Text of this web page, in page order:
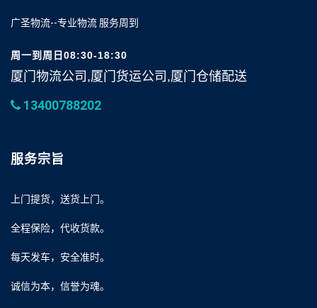
广圣物流--专业物流 服务周到
周一到周日08:30-18:30
厦门物流公司,厦门货运公司,厦门仓储配送
13400788202
服务宗旨
上门提货，送货上门。
全程保险，代收货款。
每天发车，安全准时。
诚信为本，信誉为魂。